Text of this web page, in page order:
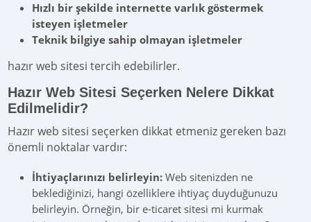
Hızlı bir şekilde internette varlık göstermek
isteyen işletmeler
Teknik bilgiye sahip olmayan işletmeler
hazır web sitesi tercih edebilirler.
Hazır Web Sitesi Seçerken Nelere Dikkat
Edilmelidir?
Hazır web sitesi seçerken dikkat etmeniz gereken bazı
önemli noktalar vardır:
İhtiyaçlarınızı belirleyin: Web sitenizden ne
beklediğinizi, hangi özelliklere ihtiyaç duyduğunuzu
belirleyin. Örneğin, bir e-ticaret sitesi mi kurmak